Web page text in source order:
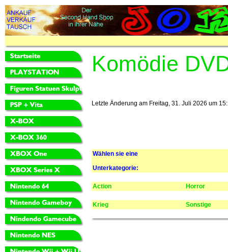
Komödie
Letzte Änderung am Freitag, 31. Juli 2026 um
Wählen sie eine
Unterkategorie:
Action Horror
Krieg Sonstige